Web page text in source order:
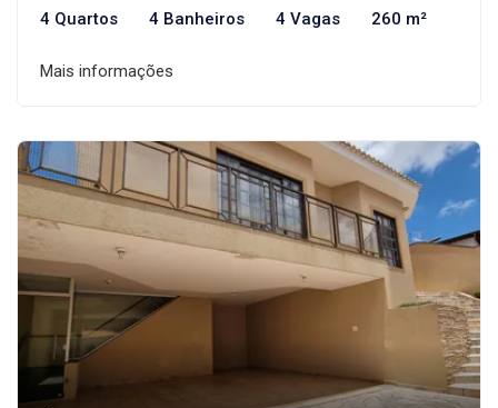
4 Quartos 4 Banheiros 4 Vagas 260 m²
Mais informações